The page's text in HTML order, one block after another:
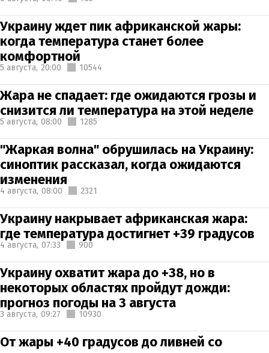
Украину ждет пик африканской жары:
когда температура станет более
комфортной
5 августа, 20:00 10544
Жара не спадает: где ожидаются грозы и
снизится ли температура на этой неделе
5 августа, 08:00 1285
"Жаркая волна" обрушилась на Украину:
синоптик рассказал, когда ожидаются
изменения
4 августа, 08:00 2321
Украину накрывает африканская жара:
где температура достигнет +39 градусов
4 августа, 07:33 900
Украину охватит жара до +38, но в
некоторых областях пройдут дожди:
прогноз погоды на 3 августа
3 августа, 09:27 10930
От жары +40 градусов до ливней со